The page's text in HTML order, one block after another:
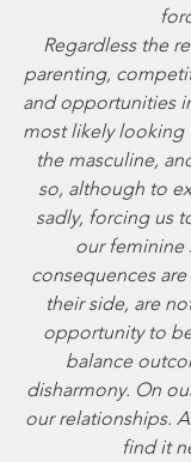
Regardless the
parenting,
and opportunities
most likely looking
the masculine,
so, although to
sadly, forcing us
our feminine
consequences
their side, are
opportunity to
balance
disharmony. On
our relationships.
find it